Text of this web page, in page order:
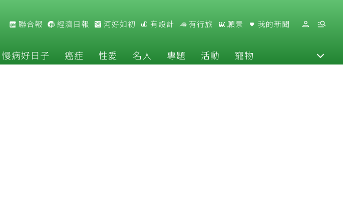
聯合報 經濟日報 河好如初 有設計 有行旅 願景 我的新聞
慢病好日子 癌症 性愛 名人 專題 活動 寵物